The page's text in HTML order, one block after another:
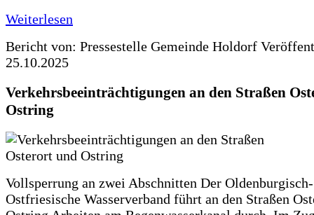
Weiterlesen
Bericht von: Pressestelle Gemeinde Holdorf
25.10.2025
Verkehrsbeeinträchtigungen an den Straßen
Ostring
Vollsperrung an zwei Abschnitten Der Oldenburgisch-
Ostfriesische Wasserverband führt an den Straßen